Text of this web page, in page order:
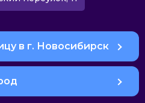
в г. Новосибирск